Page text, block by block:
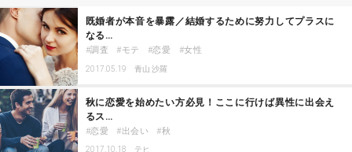
既婚者が本音を暴露／結婚するために努力してプラスに
なる…
調査 モテ 恋愛 女性
2017.05.19 青山 沙羅
秋に恋愛を始めたい方必見！ここに行けば異性に出会え
るス…
恋愛 出会い 秋
2017.10.18 テヒ